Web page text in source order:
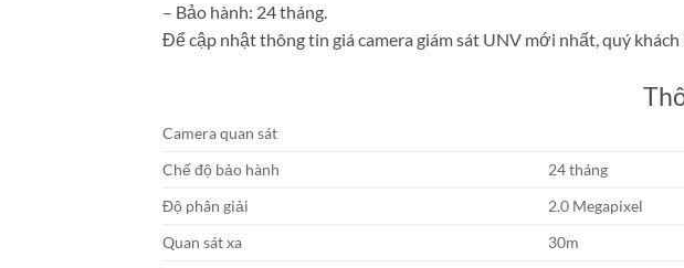
– Bảo hành: 24 tháng.
Để cập nhật thông tin giá camera giám sát UNV mới nhất, quý
Camera quan sát
Chế độ bảo hành
24 tháng
Độ phân giải
2.0 Megapixel
Quan sát xa
30m